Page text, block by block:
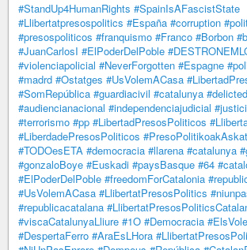
#StandUp4HumanRights #SpainIsAFascistState
#Llibertatpresospolitics #España #corruption
#presospoliticos #franquismo #Franco #Borbon
#JuanCarlosI #ElPoderDelPoble
#violenciapolicial #NeverForgotten #Espagne
#madrd #Ostatges #UsVolemACasa
#SomRepública #guardiacivil #catalunya
#audiencianacional #independenciajudicial
#terrorismo #pp #LibertadPresosPoliticos
#LiberdadePresosPoliticos
#TODOesETA #democracia #llarena #catalunya
#gonzaloBoye #Euskadi #paysBasque #64
#ElPoderDelPoble #freedomForCatalonia
#UsVolemACasa #LlibertatPresosPolitics
#republicacatalana
#viscaCatalunyaLliure #1O #Democracia
#DespertaFerro #AraEsLHora